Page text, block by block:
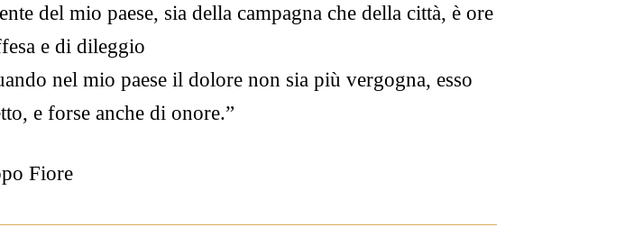
del mio paese, sia della campagna che della città, è ore
e di dileggio
nel mio paese il dolore non sia più vergogna, esso
e forse anche di onore.”
Fiore